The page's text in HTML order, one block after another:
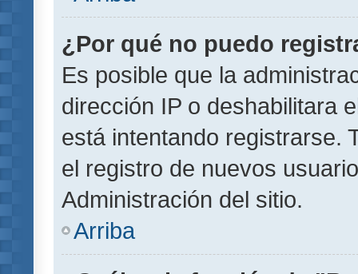
¿Por qué no puedo
Es posible que la
dirección IP o deshabilitara
está intentando registrarse.
el registro de nuevos
Administración del sitio.
Arriba